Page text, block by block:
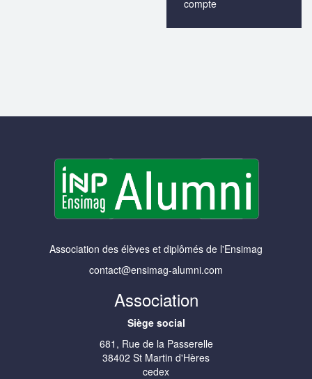
compte
Association des élèves et diplômés de l'Ensimag
contact@ensimag-alumni.com
Association
Siège social
681, Rue de la Passerelle
38402 St Martin d'Hères
cedex